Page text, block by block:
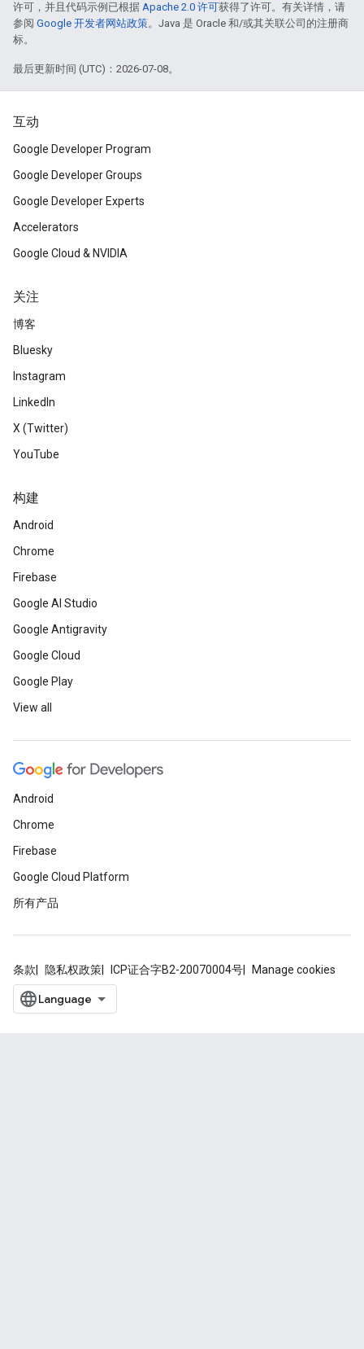
许可，并且代码示例已根据 Apache 2.0 许可获得了许可。有关详情，请
参阅 Google 开发者网站政策。Java 是 Oracle 和/或其关联公司的注册商
标。
最后更新时间 (UTC)：2026-07-08。
互动
Google Developer Program
Google Developer Groups
Google Developer Experts
Accelerators
Google Cloud & NVIDIA
关注
博客
Bluesky
Instagram
LinkedIn
X (Twitter)
YouTube
构建
Android
Chrome
Firebase
Google AI Studio
Google Antigravity
Google Cloud
Google Play
View all
Android
Chrome
Firebase
Google Cloud Platform
所有产品
条款 隐私权政策 ICP证合字B2-20070004号 Manage cookies